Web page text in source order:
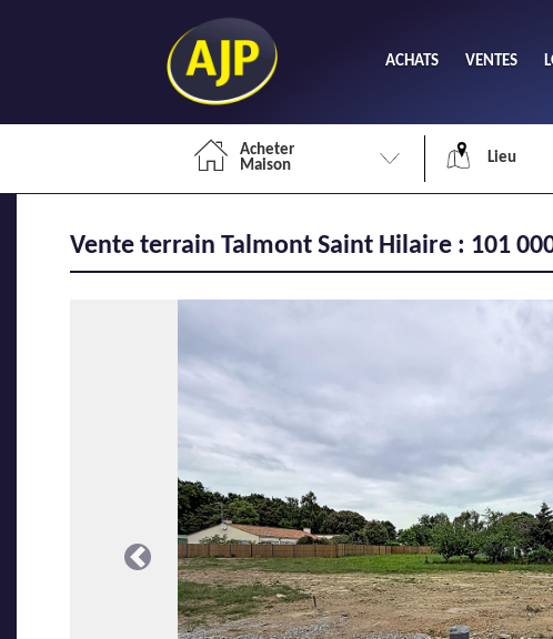
ACHATS VENTES
Acheter
Maison
Lieu
Vente terrain Talmont Saint Hilaire : 101
Précédente